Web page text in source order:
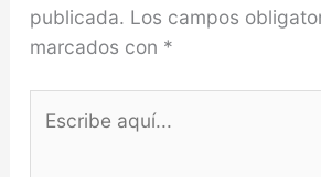
publicada. Los campos
marcados con *
aquí...